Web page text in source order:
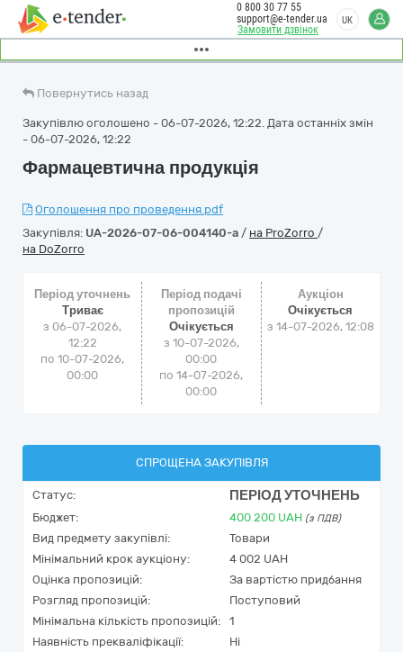
Замовити дзвінок
0 800 30 77 55
support@e-tender.ua
UK
Повернутись назад
Закупівлю оголошено - 06-07-2026, 12:22. Дата останніх змін
- 06-07-2026, 12:22
Фармацевтична продукція
Оголошення про проведення.pdf
Закупівля: UA-2026-07-06-004140-a / на ProZorro /
на DoZorro
Період уточнень
Триває
з 06-07-2026,
12:22
по 10-07-2026,
00:00
Період подачі
пропозицій
Очікується
з 10-07-2026,
00:00
по 14-07-2026,
00:00
Аукціон
Очікується
з 14-07-2026, 12:08
СПРОЩЕНА ЗАКУПІВЛЯ
Статус: ПЕРІОД УТОЧНЕНЬ
Бюджет: 400 200 UAH (з ПДВ)
Вид предмету закупівлі:
Товари
Мінімальний крок аукціону:
4 002 UAH
Оцінка пропозицій:
За вартістю придбання
Розгляд пропозицій:
Поступовий
Мінімальна кількість пропозицій:
1
Наявність прекваліфікації:
Ні